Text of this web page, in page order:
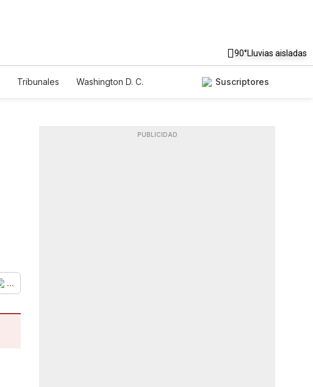
90°Lluvias aisladas
Tribunales
Washington D. C.
Suscriptores
...
PUBLICIDAD